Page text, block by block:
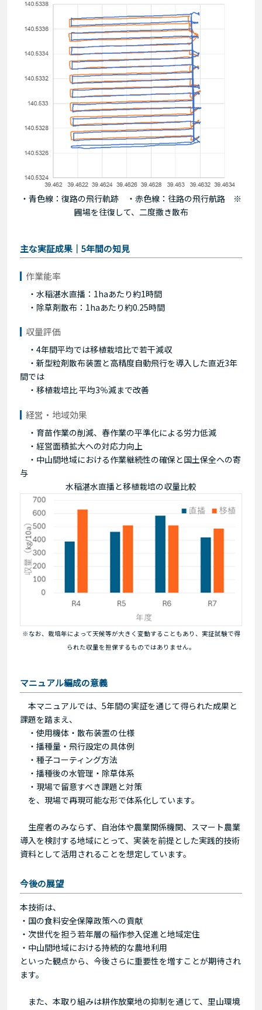
・青色線：復路の飛行軌跡 ・赤色線：往路の飛行航路 ※
圃場を往復して、二度撒き散布
主な実証成果｜5年間の知見
作業能率
・水稲湛水直播：1haあたり約1時間
・除草剤散布：1haあたり約0.25時間
収量評価
・4年間平均では移植栽培比で若干減収
・新型粒剤散布装置と高精度自動飛行を導入した直近3年
間では
・移植栽培比 平均3％減まで改善
経営・地域効果
・育苗作業の削減、春作業の平準化による労力低減
・経営面積拡大への対応力向上
・中山間地域における作業継続性の確保と国土保全への寄
与
水稲湛水直播と移植栽培の収量比較
※なお、栽培年によって天候等が大きく変動することもあり、実証試験で得
られた収量を担保するものではありません。
マニュアル編成の意義
本マニュアルでは、5年間の実証を通じて得られた成果と
課題を踏まえ、
・使用機体・散布装置の仕様
・播種量・飛行設定の具体例
・種子コーティング方法
・播種後の水管理・除草体系
・現場で留意すべき課題と対策
を、現場で再現可能な形で体系化しています。
生産者のみならず、自治体や農業関係機関、スマート農業
導入を検討する地域にとって、実装を前提とした実践的技術
資料として活用されることを想定しています。
今後の展望
本技術は、
・国の食料安全保障政策への貢献
・次世代を担う若年層の稲作参入促進と地域定住
・中山間地域における持続的な農地利用
といった観点から、今後さらに重要性を増すことが期待され
ます。
また、本取り組みは耕作放棄地の抑制を通じて、里山環境